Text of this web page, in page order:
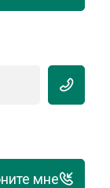
мне